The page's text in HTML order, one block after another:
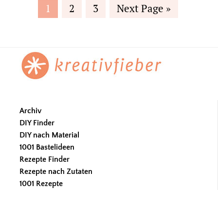
Page
1 Page
2 Page
3
Go
Next Page »
Footer
Archiv
DIY Finder
DIY nach Material
1001 Bastelideen
Rezepte Finder
Rezepte nach Zutaten
1001 Rezepte